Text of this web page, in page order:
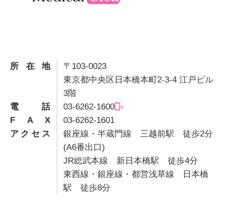
所在地
〒103-0023
東京都中央区日本橋本町2-3-4 江戸ビル
3階
電話
03-6262-1600
F A X
03-6262-1601
アクセス
銀座線・半蔵門線 三越前駅 徒歩2分
(A6番出口)
JR総武本線 新日本橋駅 徒歩4分
東西線・銀座線・都営浅草線 日本橋
駅 徒歩8分